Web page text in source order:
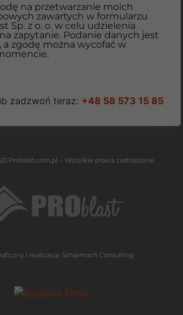
na przetwarzanie moich
zawartych w formularzu
Sp. z o. o. w celu udzielenia
zapytanie. Podanie danych jest
zgodę można wycofać w
zadzwoń teraz: +48 58 573 15 85
Problast.com.pl – Wszelkie prawa zastrzeżone.
i realizacja: Scharmach Consulting